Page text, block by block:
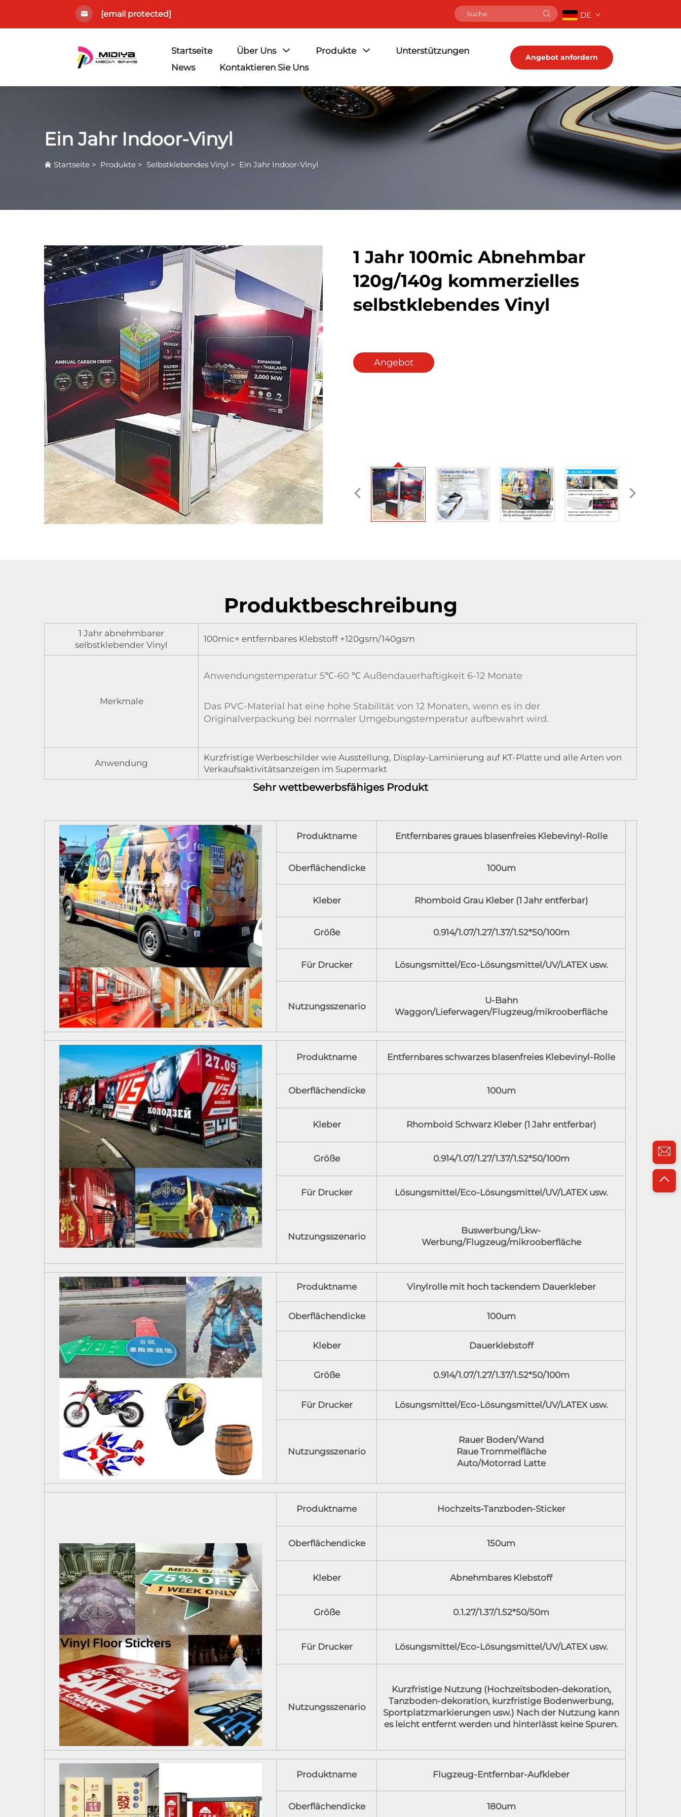
[email protected] DE
Startseite Über Uns Produkte
Unterstützungen
News
Kontaktieren Sie Uns
Angebot anfordern
Ein Jahr Indoor-Vinyl
Startseite > Produkte > Selbstklebendes Vinyl > Ein Jahr Indoor-Vinyl
1 Jahr 100mic Abnehmbar
120g/140g kommerzielles
selbstklebendes Vinyl
Angebot
Produktbeschreibung
1 Jahr abnehmbarer
selbstklebender Vinyl
100mic+ entfernbares Klebstoff +120gsm/140gsm
Merkmale
Anwendungstemperatur 5℃-60 ℃ Außendauerhaftigkeit 6-12 Monate
Das PVC-Material hat eine hohe Stabilität von 12 Monaten, wenn es in der
Originalverpackung bei normaler Umgebungstemperatur aufbewahrt wird.
Anwendung
Kurzfristige Werbeschilder wie Ausstellung, Display-Laminierung auf KT-Platte und alle Arten von
Verkaufsaktivitätsanzeigen im Supermarkt
Sehr wettbewerbsfähiges Produkt
Produktname Entfernbares graues blasenfreies Klebevinyl-Rolle
Oberflächendicke 100um
Kleber Rhomboid Grau Kleber (1 Jahr entferbar)
Größe 0.914/1.07/1.27/1.37/1.52*50/100m
Für Drucker Lösungsmittel/Eco-Lösungsmittel/UV/LATEX usw.
Nutzungsszenario
U-Bahn
Waggon/Lieferwagen/Flugzeug/mikrooberfläche
Produktname Entfernbares schwarzes blasenfreies Klebevinyl-Rolle
Oberflächendicke 100um
Kleber Rhomboid Schwarz Kleber (1 Jahr entferbar)
Größe 0.914/1.07/1.27/1.37/1.52*50/100m
Für Drucker Lösungsmittel/Eco-Lösungsmittel/UV/LATEX usw.
Nutzungsszenario
Buswerbung/Lkw-
Werbung/Flugzeug/mikrooberfläche
Produktname Vinylrolle mit hoch tackendem Dauerkleber
Oberflächendicke 100um
Kleber Dauerklebstoff
Größe 0.914/1.07/1.27/1.37/1.52*50/100m
Für Drucker Lösungsmittel/Eco-Lösungsmittel/UV/LATEX usw.
Nutzungsszenario
Rauer Boden/Wand
Raue Trommelfläche
Auto/Motorrad Latte
Produktname Hochzeits-Tanzboden-Sticker
Oberflächendicke 150um
Kleber Abnehmbares Klebstoff
Größe 0.1.27/1.37/1.52*50/50m
Für Drucker Lösungsmittel/Eco-Lösungsmittel/UV/LATEX usw.
Nutzungsszenario
Kurzfristige Nutzung (Hochzeitsboden-dekoration,
Tanzboden-dekoration, kurzfristige Bodenwerbung,
Sportplatzmarkierungen usw.) Nach der Nutzung kann
es leicht entfernt werden und hinterlässt keine Spuren.
Produktname Flugzeug-Entfernbar-Aufkleber
Oberflächendicke 180um